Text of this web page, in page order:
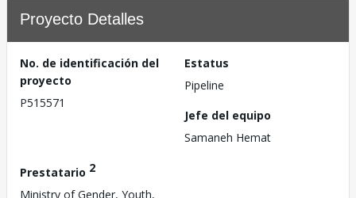
Proyecto Detalles
No. de identificación del
proyecto
P515571
Estatus
Pipeline
Jefe del equipo
Samaneh Hemat
Prestatario 2
Ministry of Gender, Youth,